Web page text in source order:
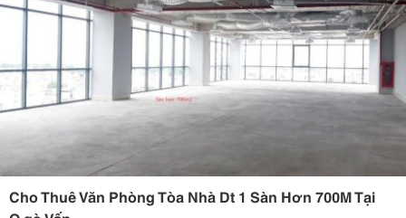
Cho Thuê Văn Phòng Tòa Nhà Dt 1 Sàn Hơn 700M Tại